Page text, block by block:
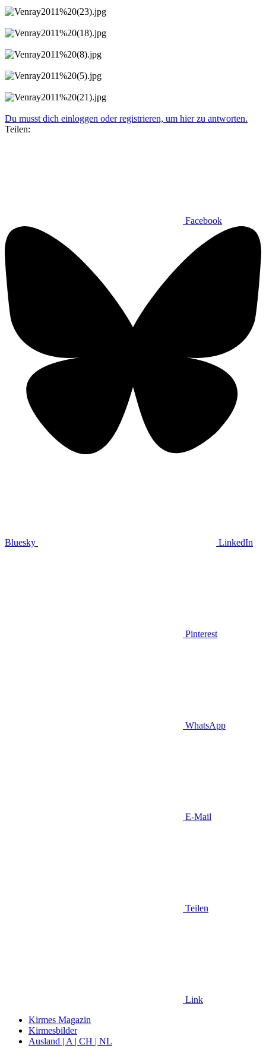
Du musst dich einloggen oder registrieren, um hier zu antworten.
Teilen:
Facebook
Bluesky LinkedIn
Pinterest
WhatsApp
E-Mail
Teilen
Link
Kirmes Magazin
Kirmesbilder
Ausland | A | CH | NL